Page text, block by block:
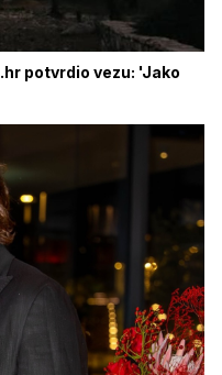
potvrdio vezu: 'Jako